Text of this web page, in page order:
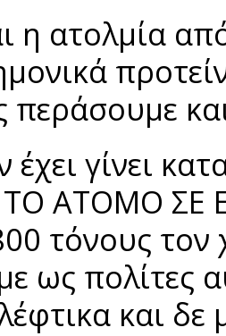
η ατολμία
περάσουμε
έχει γίνει
ΤΟ ΑΤΟΜΟ ΣΕ
τόνους
ως πολίτες
και